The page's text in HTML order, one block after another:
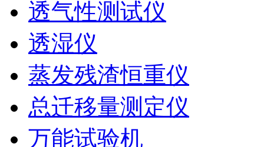
透气性测试仪
透湿仪
蒸发残渣恒重仪
总迁移量测定仪
万能试验机